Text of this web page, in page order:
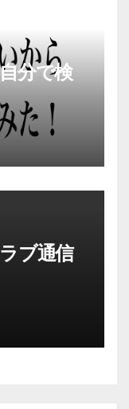
分で検
ブ通信